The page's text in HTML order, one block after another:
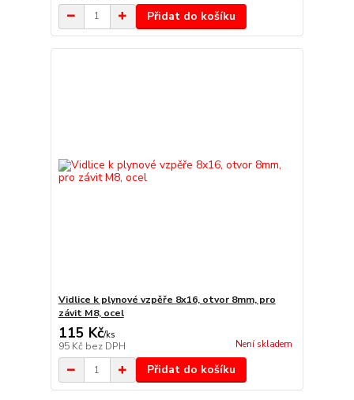
Přidat do košíku
Vidlice k plynové vzpěře 8x16, otvor 8mm, pro
závit M8, ocel
115 Kč/ks
95 Kč bez DPH Není skladem
Přidat do košíku